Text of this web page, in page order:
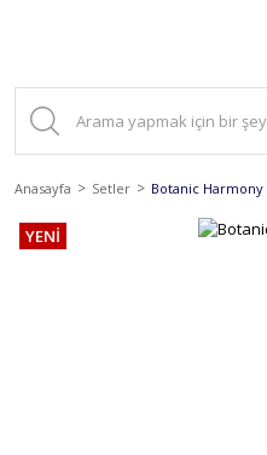
Anasayfa Setler Botanic Harmony
YENİ